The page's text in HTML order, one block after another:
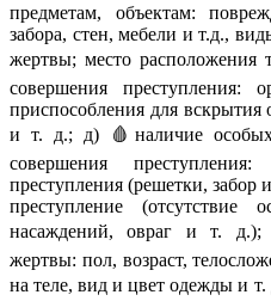
предметам, объектам:
забора, стен, мебели и т.д.,
жертвы; место расположения
совершения преступления:
приспособления для вскрытия
и т. д.; д) 🩸наличие
совершения
преступления (решетки, забор
преступление (отсутствие
насаждений, овраг и т. д.);
жертвы: пол, возраст,
на теле, вид и цвет одежды и